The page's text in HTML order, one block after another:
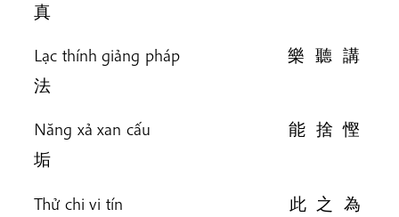
真
Lạc thính giảng pháp 樂 聽 講
法
Năng xả xan cấu 能 捨 慳
垢
Thử chi vi tín 此 之 為